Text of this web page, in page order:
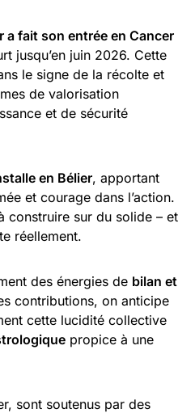
a fait son entrée en Cancer
jusqu’en juin 2026. Cette
le signe de la récolte et
de valorisation
et de sécurité
en Bélier, apportant
et courage dans l’action.
construire sur du solide – et
réellement.
des énergies de bilan et
contributions, on anticipe
cette lucidité collective
propice à une
sont soutenus par des